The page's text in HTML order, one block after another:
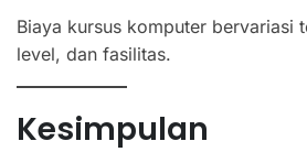
Biaya kursus komputer bervariasi
level, dan fasilitas.
Kesimpulan